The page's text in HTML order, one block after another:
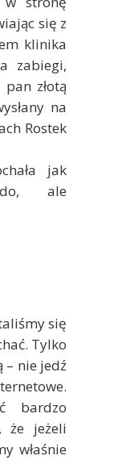
się z
klinika
zabiegi,
złotą
na
Rostek
jak
ale
się
Tylko
– nie jedź
bardzo
że jeżeli
właśnie